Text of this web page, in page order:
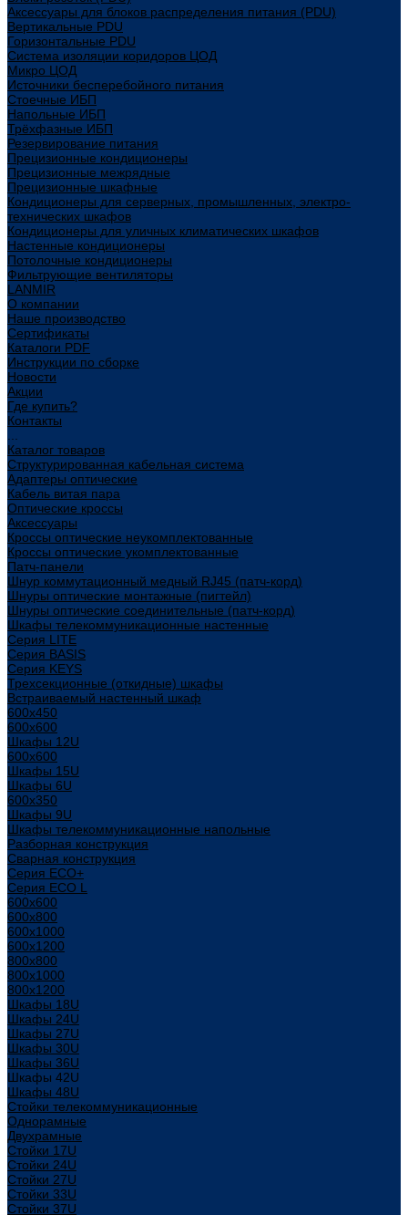
Аксессуары для блоков распределения питания (PDU)
Вертикальные PDU
Горизонтальные PDU
Система изоляции коридоров ЦОД
Микро ЦОД
Источники бесперебойного питания
Стоечные ИБП
Напольные ИБП
Трёхфазные ИБП
Резервирование питания
Прецизионные кондиционеры
Прецизионные межрядные
Прецизионные шкафные
Кондиционеры для серверных, промышленных, электро-
технических шкафов
Кондиционеры для уличных климатических шкафов
Настенные кондиционеры
Потолочные кондиционеры
Фильтрующие вентиляторы
LANMIR
О компании
Наше производство
Сертификаты
Каталоги PDF
Инструкции по сборке
Новости
Акции
Где купить?
Контакты
Каталог товаров
Структурированная кабельная система
Адаптеры оптические
Кабель витая пара
Оптические кроссы
Аксессуары
Кроссы оптические неукомплектованные
Кроссы оптические укомплектованные
Патч-панели
Шнур коммутационный медный RJ45 (патч-корд)
Шнуры оптические монтажные (пигтейл)
Шнуры оптические соединительные (патч-корд)
Шкафы телекоммуникационные настенные
Cерия LITE
Cерия BASIS
Cерия KEYS
Трехсекционные (откидные) шкафы
Встраиваемый настенный шкаф
600x450
600x600
Шкафы 12U
600x600
Шкафы 15U
Шкафы 6U
600x350
Шкафы 9U
Шкафы телекоммуникационные напольные
Разборная конструкция
Сварная конструкция
Серия ECO+
Серия ECO L
600x600
600x800
600х1000
600х1200
800x800
800х1000
800х1200
Шкафы 18U
Шкафы 24U
Шкафы 27U
Шкафы 30U
Шкафы 36U
Шкафы 42U
Шкафы 48U
Стойки телекоммуникационные
Однорамные
Двухрамные
Стойки 17U
Стойки 24U
Стойки 27U
Стойки 33U
Стойки 37U